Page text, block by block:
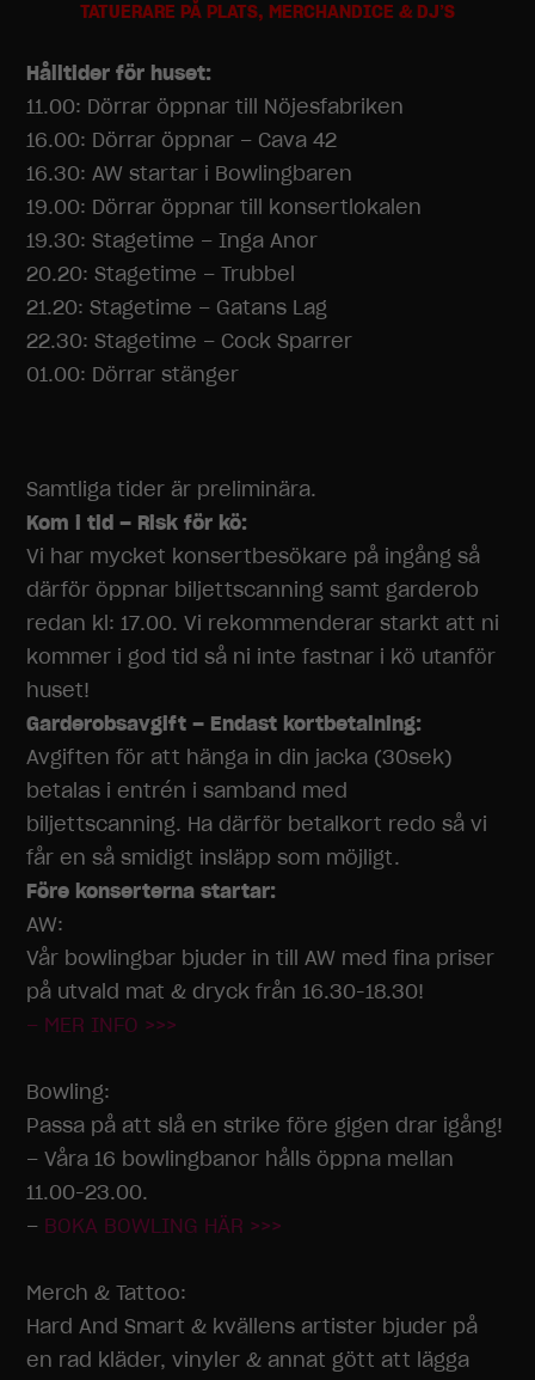
TATUERARE PÅ PLATS, MERCHANDICE & DJ’S
Hålltider för huset:
11.00: Dörrar öppnar till Nöjesfabriken
16.00: Dörrar öppnar – Cava 42
16.30: AW startar i Bowlingbaren
19.00: Dörrar öppnar till konsertlokalen
19.30: Stagetime – Inga Anor
20.20: Stagetime – Trubbel
21.20: Stagetime – Gatans Lag
22.30: Stagetime – Cock Sparrer
01.00: Dörrar stänger
Samtliga tider är preliminära.
Kom i tid – Risk för kö:
Vi har mycket konsertbesökare på ingång så
därför öppnar biljettscanning samt garderob
redan kl: 17.00. Vi rekommenderar starkt att ni
kommer i god tid så ni inte fastnar i kö utanför
huset!
Garderobsavgift – Endast kortbetalning:
Avgiften för att hänga in din jacka (30sek)
betalas i entrén i samband med
biljettscanning. Ha därför betalkort redo så vi
får en så smidigt insläpp som möjligt.
Före konserterna startar:
AW:
Vår bowlingbar bjuder in till AW med fina priser
på utvald mat & dryck från 16.30-18.30!
– MER INFO >>>
Bowling:
Passa på att slå en strike före gigen drar igång!
– Våra 16 bowlingbanor hålls öppna mellan
11.00-23.00.
– BOKA BOWLING HÄR >>>
Merch & Tattoo:
Hard And Smart & kvällens artister bjuder på
en rad kläder, vinyler & annat gött att lägga